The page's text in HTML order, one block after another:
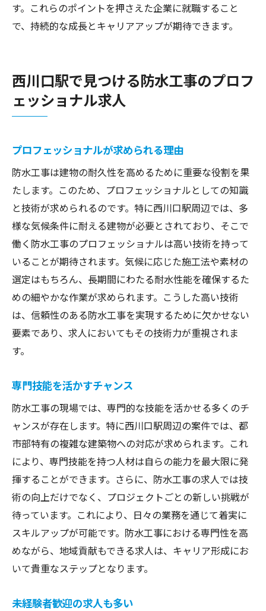
す。これらのポイントを押さえた企業に就職すること
で、持続的な成長とキャリアアップが期待できます。
西川口駅で見つける防水工事のプロフ
ェッショナル求人
プロフェッショナルが求められる理由
防水工事は建物の耐久性を高めるために重要な役割を果
たします。このため、プロフェッショナルとしての知識
と技術が求められるのです。特に西川口駅周辺では、多
様な気候条件に耐える建物が必要とされており、そこで
働く防水工事のプロフェッショナルは高い技術を持って
いることが期待されます。気候に応じた施工法や素材の
選定はもちろん、長期間にわたる耐水性能を確保するた
めの細やかな作業が求められます。こうした高い技術
は、信頼性のある防水工事を実現するために欠かせない
要素であり、求人においてもその技術力が重視されま
す。
専門技能を活かすチャンス
防水工事の現場では、専門的な技能を活かせる多くのチ
ャンスが存在します。特に西川口駅周辺の案件では、都
市部特有の複雑な建築物への対応が求められます。これ
により、専門技能を持つ人材は自らの能力を最大限に発
揮することができます。さらに、防水工事の求人では技
術の向上だけでなく、プロジェクトごとの新しい挑戦が
待っています。これにより、日々の業務を通じて着実に
スキルアップが可能です。防水工事における専門性を高
めながら、地域貢献もできる求人は、キャリア形成にお
いて貴重なステップとなります。
未経験者歓迎の求人も多い